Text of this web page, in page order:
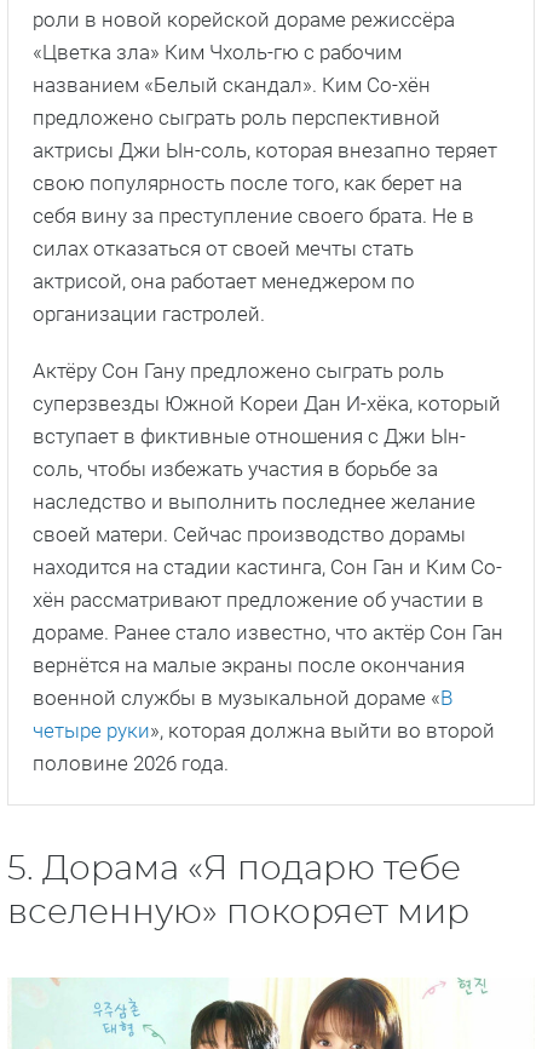
роли в новой корейской дораме режиссёра
«Цветка зла» Ким Чхоль-гю с рабочим
названием «Белый скандал». Ким Со-хён
предложено сыграть роль перспективной
актрисы Джи Ын-соль, которая внезапно теряет
свою популярность после того, как берет на
себя вину за преступление своего брата. Не в
силах отказаться от своей мечты стать
актрисой, она работает менеджером по
организации гастролей.
Актёру Сон Гану предложено сыграть роль
суперзвезды Южной Кореи Дан И-хёка, который
вступает в фиктивные отношения с Джи Ын-
соль, чтобы избежать участия в борьбе за
наследство и выполнить последнее желание
своей матери. Сейчас производство дорамы
находится на стадии кастинга, Сон Ган и Ким Со-
хён рассматривают предложение об участии в
дораме. Ранее стало известно, что актёр Сон Ган
вернётся на малые экраны после окончания
военной службы в музыкальной дораме «В
четыре руки», которая должна выйти во второй
половине 2026 года.
5. Дорама «Я подарю тебе
вселенную» покоряет мир